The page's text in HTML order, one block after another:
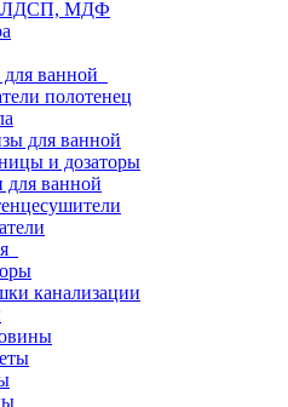
МДФ
ванной
полотенец
для ванной
и дозаторы
для ванной
канализации